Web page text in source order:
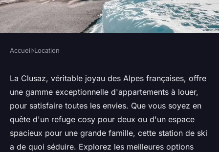
Meilleures locations
d'appartements à La Clusaz
pour tous les goûts
Marie•26 mars 2025 •5 min de lecture
Accueil›Location
La Clusaz, véritable joyau des Alpes françaises, offre
une gamme exceptionnelle d'appartements à louer,
pour satisfaire toutes les envies. Que vous soyez en
quête d'un refuge cosy pour deux ou d'un espace
spacieux pour une grande famille, cette station de ski
a de quoi séduire. Explorez les meilleures options